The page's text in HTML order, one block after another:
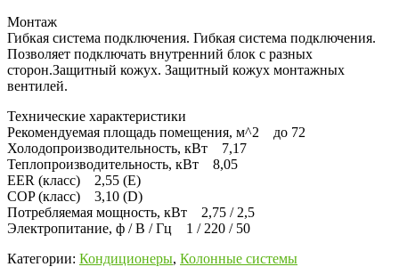
Монтаж
Гибкая система подключения. Гибкая система подключения.
Позволяет подключать внутренний блок с разных
сторон.Защитный кожух. Защитный кожух монтажных
вентилей.
Технические характеристики
Рекомендуемая площадь помещения, м^2 до 72
Холодопроизводительность, кВт 7,17
Теплопроизводительность, кВт 8,05
EER (класс) 2,55 (E)
COP (класс) 3,10 (D)
Потребляемая мощность, кВт 2,75 / 2,5
Электропитание, ф / В / Гц 1 / 220 / 50
Категории: Кондиционеры, Колонные системы